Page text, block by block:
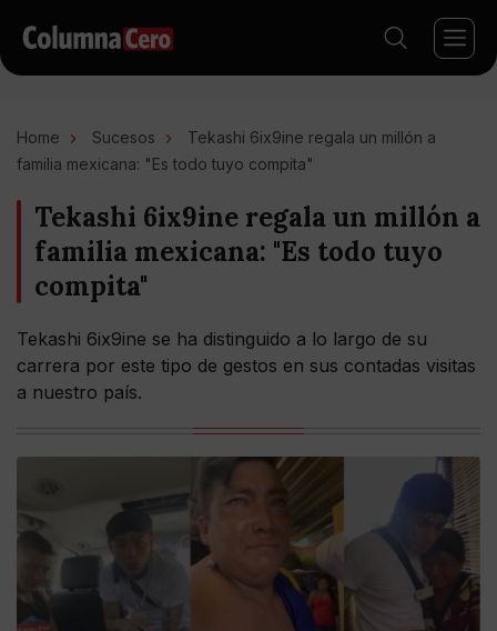
Home Sucesos
Tekashi 6ix9ine regala un millón a
familia mexicana: "Es todo tuyo compita"
Tekashi 6ix9ine regala un millón a
familia mexicana: "Es todo tuyo
compita"
Tekashi 6ix9ine se ha distinguido a lo largo de su
carrera por este tipo de gestos en sus contadas visitas
a nuestro país.